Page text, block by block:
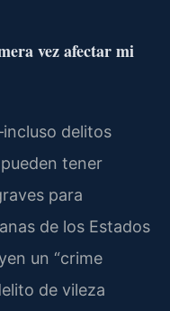
vez afectar mi
delitos
tener
para
de los Estados
un “crime
de vileza